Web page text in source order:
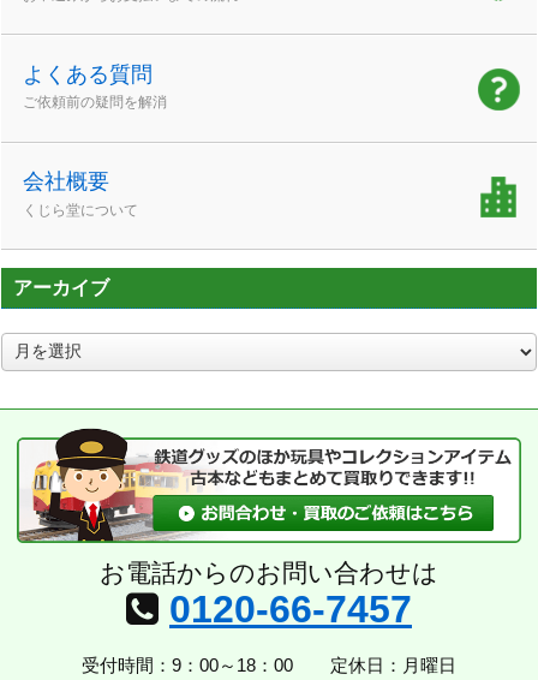
よくある質問
ご依頼前の疑問を解消
会社概要
くじら堂について
アーカイブ
ア
ー
ブ
お電話からのお問い合わせは
0120-66-7457
受付時間：9：00～18：00 定休日：月曜日